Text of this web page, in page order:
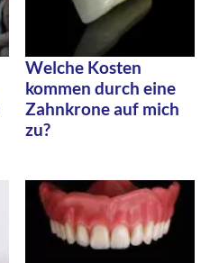
Welche Kosten
kommen durch eine
Zahnkrone auf mich
zu?